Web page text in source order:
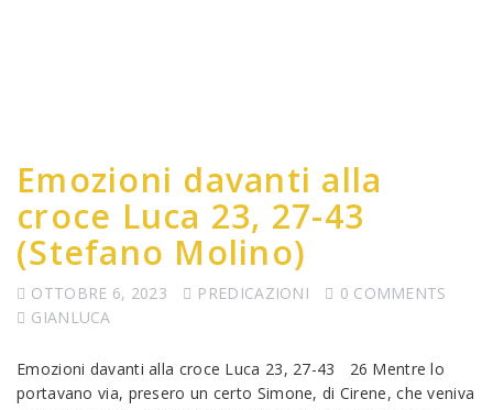
Emozioni davanti alla
croce Luca 23, 27-43
(Stefano Molino)
OTTOBRE 6, 2023 PREDICAZIONI
0 COMMENTS
GIANLUCA
Emozioni davanti alla croce Luca 23, 27-43 26 Mentre lo
portavano via, presero un certo Simone, di Cirene, che veniva